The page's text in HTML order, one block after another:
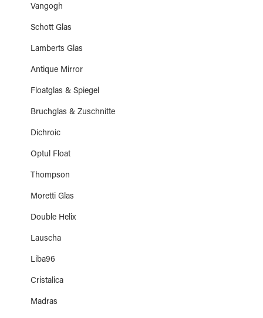
Vangogh
Schott Glas
Lamberts Glas
Antique Mirror
Floatglas & Spiegel
Bruchglas & Zuschnitte
Dichroic
Optul Float
Thompson
Moretti Glas
Double Helix
Lauscha
Liba96
Cristalica
Madras